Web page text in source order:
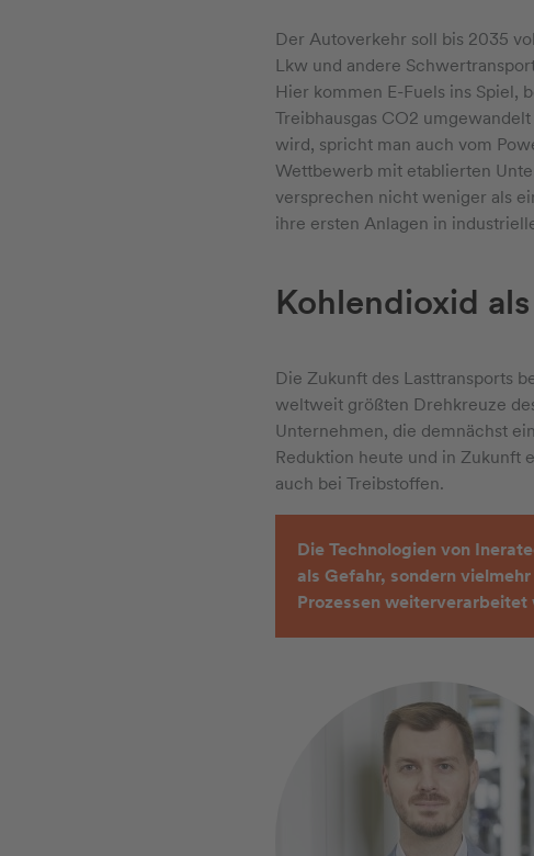
Der Autoverkehr soll bis 2035
Lkw und andere
Hier kommen E-Fuels ins Spiel,
Treibhausgas CO2
wird, spricht man auch vom
Wettbewerb mit etablierten
versprechen nicht weniger als
ihre ersten Anlagen in
Kohlendioxid
Die Zukunft des Lasttransports
weltweit größten Drehkreuze
Unternehmen, die demnächst
Reduktion heute und in Zukunft
auch bei Treibstoffen.
Die Technologien von
als Gefahr, sondern
Prozessen weiterverarbeitet